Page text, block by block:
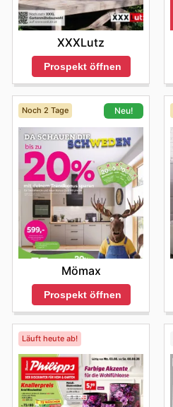
XXXLutz
Prospekt öffnen
Noch 2 Tage Neu!
Mömax
Prospekt öffnen
Läuft heute ab!